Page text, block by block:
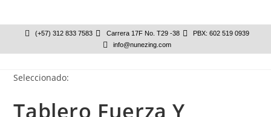
(+57) 312 833 7583 Carrera 17F No. T29 -38
PBX: 602 519 0939
info@nunezing.com
Seleccionado:
Tablero Fuerza Y